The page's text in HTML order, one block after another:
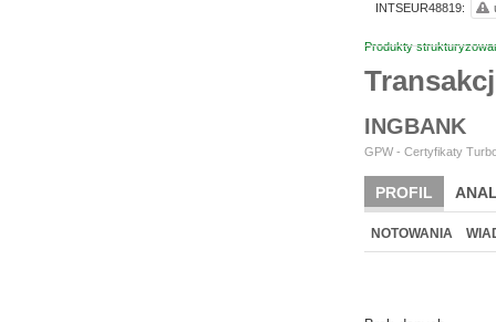
Produkty
INGBANK
GPW - Certyfikaty
PROFIL
NOTOWANIA
INTSEUR48819: